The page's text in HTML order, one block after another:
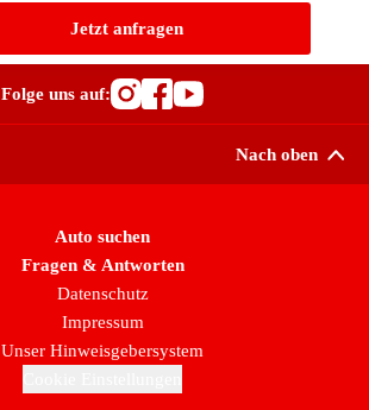
Jetzt anfragen
Folge uns auf:
Besuche
Besuche
Besuche
Nach oben
Auto suchen
Fragen & Antworten
Datenschutz
Impressum
Unser Hinweisgebersystem